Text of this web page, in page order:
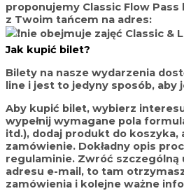
proponujemy Classic Flow Pass
z Twoim tańcem na adres:
nie obejmuje zajęć Classic &
Jak kupić bilet?
Bilety na nasze wydarzenia
line i jest to jedyny sposób, aby
Aby kupić bilet, wybierz
wypełnij wymagane pola
itd.), dodaj produkt do koszyka,
zamówienie. Dokładny opis
regulaminie. Zwróć szczególną
adresu e-mail, to tam
zamówienia i kolejne ważne info